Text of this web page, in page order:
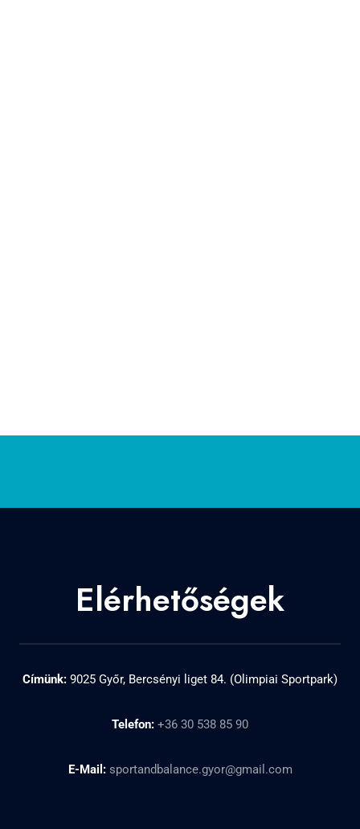
Elérhetőségek
Címünk: 9025 Győr, Bercsényi liget 84. (Olimpiai Sportpark)
Telefon: +36 30 538 85 90
E-Mail: sportandbalance.gyor@gmail.com